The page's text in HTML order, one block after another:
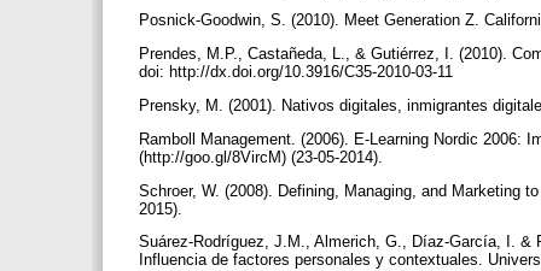
Posnick-Goodwin, S. (2010). Meet Generation Z.
Prendes, M.P., Castañeda, L., & Gutiérrez, I. (2010).
doi: http://dx.doi.org/10.3916/C35-2010-03-11
Prensky, M. (2001). Nativos digitales, inmigrantes
Ramboll Management. (2006). E-Learning Nordic 2006:
(http://goo.gl/8VircM) (23-05-2014).
Schroer, W. (2008). Defining, Managing, and Marketing
2015).
Suárez-Rodríguez, J.M., Almerich, G., Díaz-García, I. &
Influencia de factores personales y contextuales.